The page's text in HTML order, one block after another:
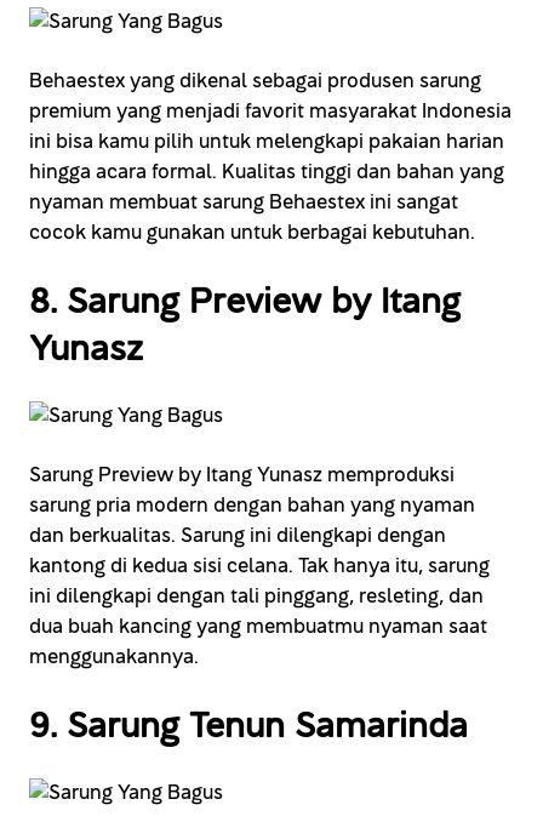
Behaestex yang dikenal sebagai produsen sarung
premium yang menjadi favorit masyarakat Indonesia
ini bisa kamu pilih untuk melengkapi pakaian harian
hingga acara formal. Kualitas tinggi dan bahan yang
nyaman membuat sarung Behaestex ini sangat
cocok kamu gunakan untuk berbagai kebutuhan.
8. Sarung Preview by Itang
Yunasz
Sarung Preview by Itang Yunasz memproduksi
sarung pria modern dengan bahan yang nyaman
dan berkualitas. Sarung ini dilengkapi dengan
kantong di kedua sisi celana. Tak hanya itu, sarung
ini dilengkapi dengan tali pinggang, resleting, dan
dua buah kancing yang membuatmu nyaman saat
menggunakannya.
9. Sarung Tenun Samarinda